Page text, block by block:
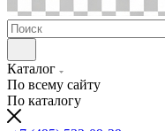
Каталог
По всему сайту
По каталогу